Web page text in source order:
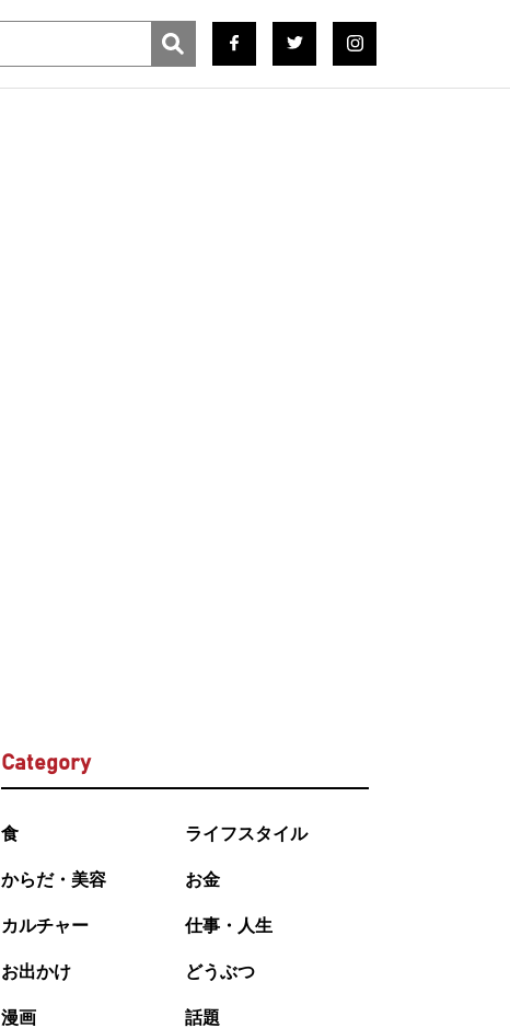
Category
食 ライフスタイル
からだ・美容 お金
カルチャー 仕事・人生
お出かけ どうぶつ
漫画 話題